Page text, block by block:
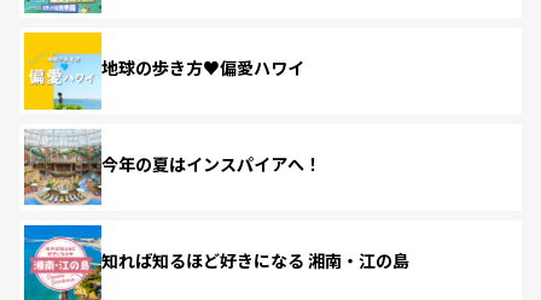
地球の歩き方♥偏愛ハワイ
今年の夏はインスパイアへ！
知れば知るほど好きになる 湘南・江の島